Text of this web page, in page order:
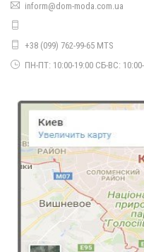
Куртка
inform@dom-moda.com.ua
+38 (099) 762-99-65 MTS
ПН-ПТ: 10:00-19:00 СБ-ВС: